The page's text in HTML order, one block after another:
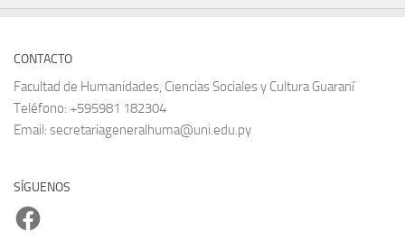
CONTACTO
Facultad de Humanidades, Ciencias Sociales y Cultura Guaraní
Teléfono: +595981 182304
Email: secretariageneralhuma@uni.edu.py
SÍGUENOS
Facebook